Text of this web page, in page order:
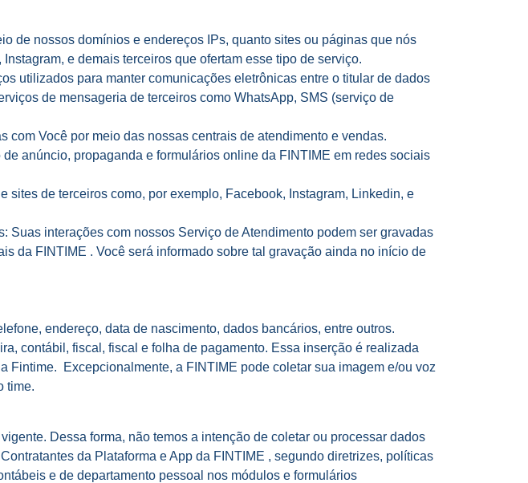
de nossos domínios e endereços IPs, quanto sites ou páginas que nós
e demais terceiros que ofertam esse tipo de serviço.
utilizados para manter comunicações eletrônicas entre o titular de dados
de mensageria de terceiros como WhatsApp, SMS (serviço de
Você por meio das nossas centrais de atendimento e vendas.
anúncio, propaganda e formulários online da FINTIME em redes sociais
de terceiros como, por exemplo, Facebook, Instagram, Linkedin, e
Suas interações com nossos Serviço de Atendimento podem ser gravadas
da FINTIME . Você será informado sobre tal gravação ainda no início de
endereço, data de nascimento, dados bancários, entre outros.
contábil, fiscal, fiscal e folha de pagamento. Essa inserção é realizada
Excepcionalmente, a FINTIME pode coletar sua imagem e/ou voz
time.
Dessa forma, não temos a intenção de coletar ou processar dados
da Plataforma e App da FINTIME , segundo diretrizes, políticas
e de departamento pessoal nos módulos e formulários